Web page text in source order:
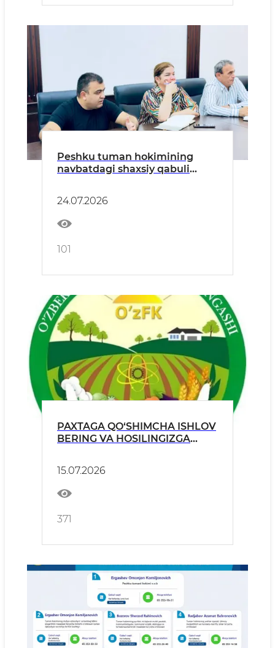
Peshku tuman hokimining
navbatdagi shaxsiy qabuli
24.07.2026
101
PAXTAGA QO‘SHIMCHA ISHLOV
BERING VA HOSILINGIZGA
O‘ZBEKISTON FERMERLARI
KENGASHINING QO‘SHMA
MUROJAATI.
15.07.2026
371